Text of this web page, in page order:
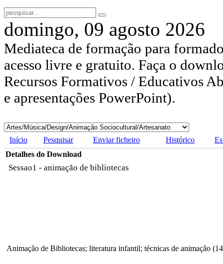
domingo, 09 agosto 2026
Mediateca de formação para
acesso livre e gratuito. Faça o
Recursos Formativos / Educativos
e apresentações PowerPoint).
Início Pesquisar Enviar ficheiro Histórico
Detalhes do Download
Sessao1 - animação de bibliotecas
Animação de Bibliotecas; literatura infantil; técnicas de animação